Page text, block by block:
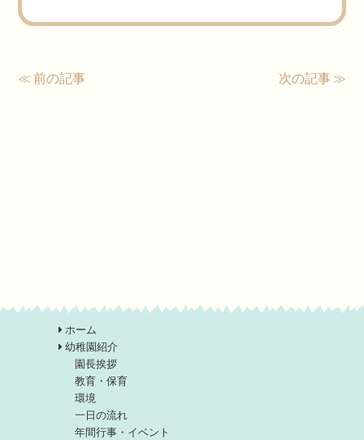
≪ 前の記事 次の記事 ≫
ホーム
幼稚園紹介
園長挨拶
教育・保育
環境
一日の流れ
年間行事・イベント